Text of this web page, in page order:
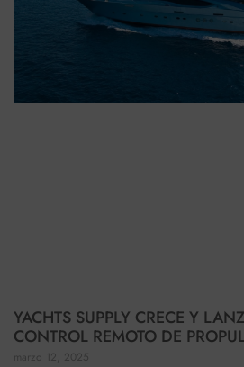
YACHTS SUPPLY CRECE Y
CONTROL REMOTO DE
marzo 12, 2025